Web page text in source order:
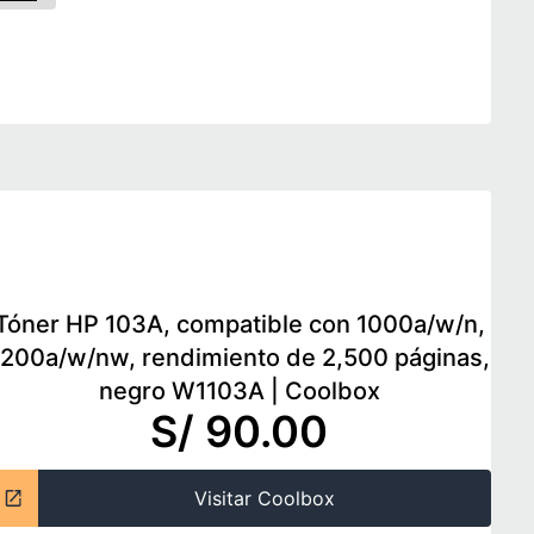
HP 103A, compatible con 1000a/w/n,
w/nw, rendimiento de 2,500 páginas,
negro W1103A| Coolbox
S/ 90.00
Visitar Coolbox